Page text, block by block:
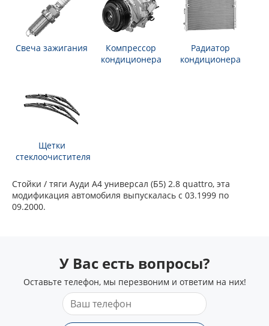
Свеча зажигания
Компрессор
кондиционера
Радиатор
кондиционера
Щетки
стеклоочистителя
Стойки / тяги Ауди А4 универсал (Б5) 2.8 quattro, эта
модификация автомобиля выпускалась с 03.1999 по
09.2000.
У Вас есть вопросы?
Оставьте телефон, мы перезвоним и ответим на них!